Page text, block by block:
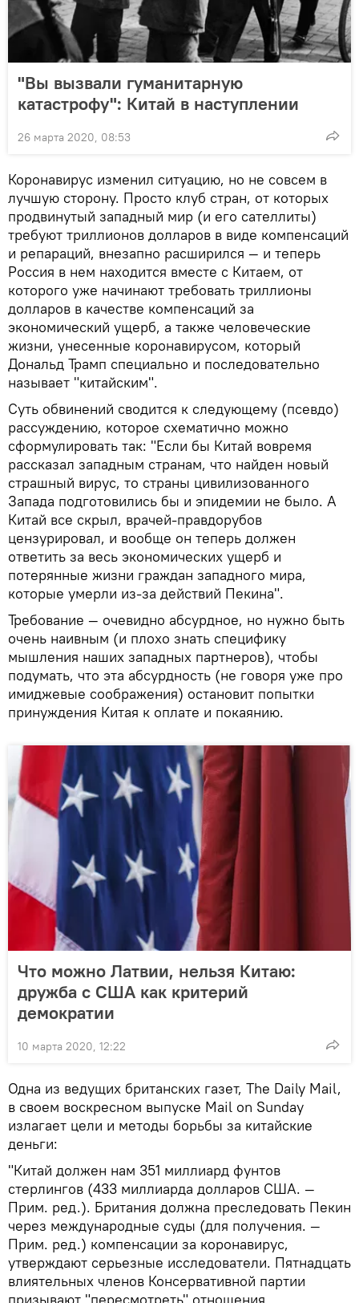
"Вы вызвали гуманитарную
катастрофу": Китай в наступлении
26 марта 2020, 08:53
Коронавирус изменил ситуацию, но не совсем в
лучшую сторону. Просто клуб стран, от которых
продвинутый западный мир (и его сателлиты)
требуют триллионов долларов в виде компенсаций
и репараций, внезапно расширился — и теперь
Россия в нем находится вместе с Китаем, от
которого уже начинают требовать триллионы
долларов в качестве компенсаций за
экономический ущерб, а также человеческие
жизни, унесенные коронавирусом, который
Дональд Трамп специально и последовательно
называет "китайским".
Суть обвинений сводится к следующему (псевдо)
рассуждению, которое схематично можно
сформулировать так: "Если бы Китай вовремя
рассказал западным странам, что найден новый
страшный вирус, то страны цивилизованного
Запада подготовились бы и эпидемии не было. А
Китай все скрыл, врачей-правдорубов
цензурировал, и вообще он теперь должен
ответить за весь экономических ущерб и
потерянные жизни граждан западного мира,
которые умерли из-за действий Пекина".
Требование — очевидно абсурдное, но нужно быть
очень наивным (и плохо знать специфику
мышления наших западных партнеров), чтобы
подумать, что эта абсурдность (не говоря уже про
имиджевые соображения) остановит попытки
принуждения Китая к оплате и покаянию.
Что можно Латвии, нельзя Китаю:
дружба с США как критерий
демократии
10 марта 2020, 12:22
Одна из ведущих британских газет, The Daily Mail,
в своем воскресном выпуске Mail on Sunday
излагает цели и методы борьбы за китайские
деньги:
"Китай должен нам 351 миллиард фунтов
стерлингов (433 миллиарда долларов США. —
Прим. ред.). Британия должна преследовать Пекин
через международные суды (для получения. —
Прим. ред.) компенсации за коронавирус,
утверждают серьезные исследователи. Пятнадцать
влиятельных членов Консервативной партии